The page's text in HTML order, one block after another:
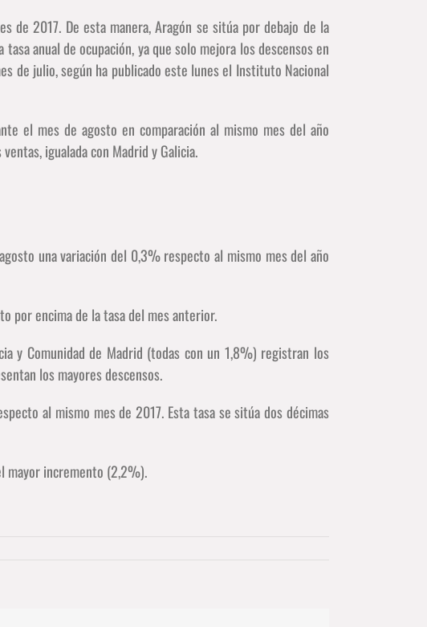
de 2017. De esta manera, Aragón se sitúa por debajo de la
anual de ocupación, ya que solo mejora los descensos en
de julio, según ha publicado este lunes el Instituto Nacional
el mes de agosto en comparación al mismo mes del año
igualada con Madrid y Galicia.
una variación del 0,3% respecto al mismo mes del año
por encima de la tasa del mes anterior.
y Comunidad de Madrid (todas con un 1,8%) registran los
los mayores descensos.
al mismo mes de 2017. Esta tasa se sitúa dos décimas
mayor incremento (2,2%).